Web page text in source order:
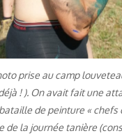
prise au camp
! ). On avait fait une
de peinture « chefs
de la journée tanière